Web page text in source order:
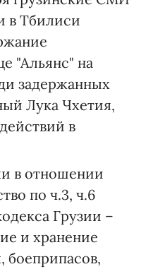
в Тбилиси
"Альянс" на
задержанных
Лука Чхетия,
в
в отношении
по ч.3, ч.6
Грузии –
и хранение
боеприпасов,